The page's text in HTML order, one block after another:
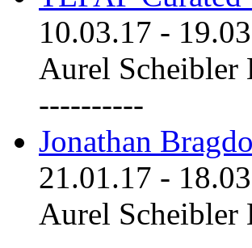
10.03.17 -
Aurel Scheibler
----------
Jonathan
21.01.17 -
Aurel Scheibler